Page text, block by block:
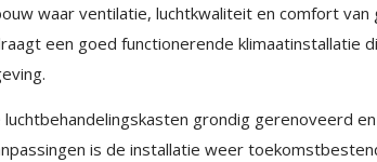
waar ventilatie, luchtkwaliteit en comfort van
een goed functionerende klimaatinstallatie
grondig gerenoveerd
is de installatie weer